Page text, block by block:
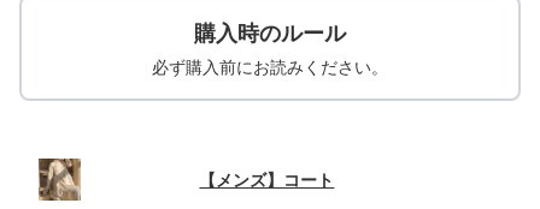
購入時のルール
必ず購入前にお読みください。
【メンズ】コート